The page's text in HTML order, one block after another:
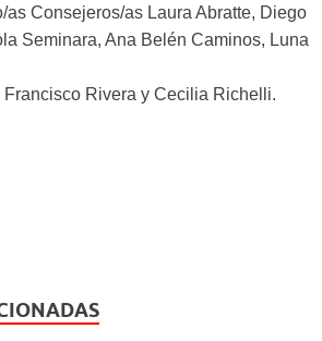
as Consejeros/as Laura Abratte, Diego
Seminara, Ana Belén Caminos, Luna
Rivera y Cecilia Richelli.